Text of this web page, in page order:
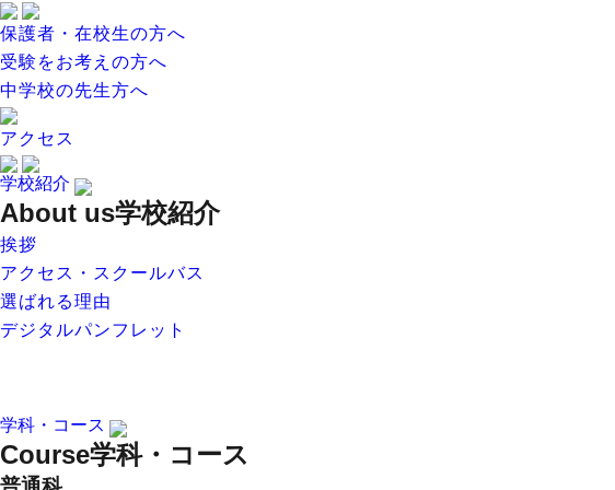
保護者・在校生の方へ
受験をお考えの方へ
中学校の先生方へ
アクセス
学校紹介
About us学校紹介
挨拶
アクセス・スクールバス
選ばれる理由
デジタルパンフレット
学科・コース
Course学科・コース